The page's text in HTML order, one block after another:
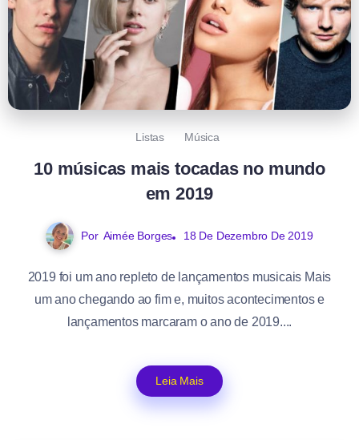
Listas Música
10 músicas mais tocadas no mundo
em 2019
Por Aimée Borges 18 De Dezembro De 2019
2019 foi um ano repleto de lançamentos musicais Mais
um ano chegando ao fim e, muitos acontecimentos e
lançamentos marcaram o ano de 2019....
Leia Mais